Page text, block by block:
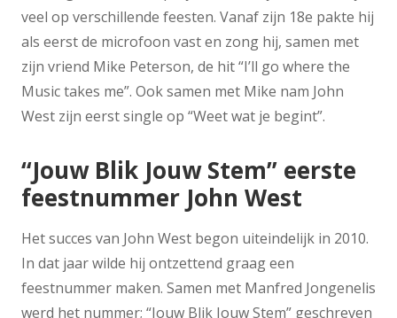
veel op verschillende feesten. Vanaf zijn 18e pakte hij
als eerst de microfoon vast en zong hij, samen met
zijn vriend Mike Peterson, de hit “I’ll go where the
Music takes me”. Ook samen met Mike nam John
West zijn eerst single op “Weet wat je begint”.
“Jouw Blik Jouw Stem” eerste
feestnummer John West
Het succes van John West begon uiteindelijk in 2010.
In dat jaar wilde hij ontzettend graag een
feestnummer maken. Samen met Manfred Jongenelis
werd het nummer; “Jouw Blik Jouw Stem” geschreven